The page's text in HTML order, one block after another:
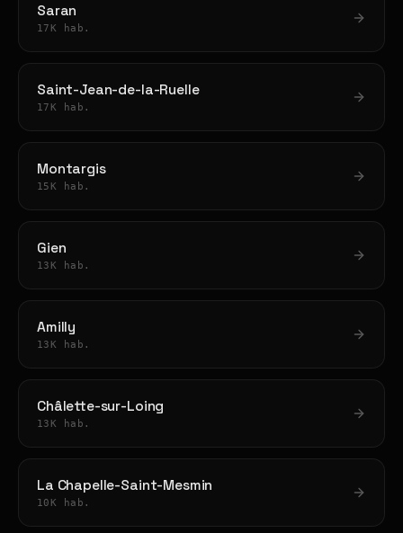
Saran
17K hab.
Saint-Jean-de-la-Ruelle
17K hab.
Montargis
15K hab.
Gien
13K hab.
Amilly
13K hab.
Châlette-sur-Loing
13K hab.
La Chapelle-Saint-Mesmin
10K hab.